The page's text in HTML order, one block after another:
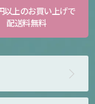
以上のお買い上げで
配送料無料